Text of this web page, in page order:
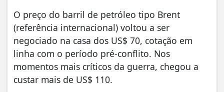
O preço do barril de petróleo tipo Brent
(referência internacional) voltou a ser
negociado na casa dos US$ 70, cotação em
linha com o período pré-conflito. Nos
momentos mais críticos da guerra, chegou a
custar mais de US$ 110.